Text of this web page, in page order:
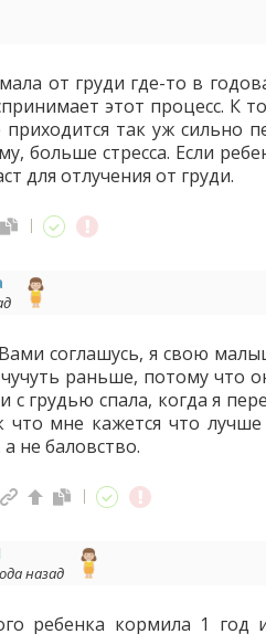
от груди где-то в
этот процесс. К
приходится так уж сильно
больше стресса. Если
для отлучения от груди.
соглашусь, я свою
раньше, потому что
с грудью спала, когда я
что мне кажется что
а не баловство.
назад
ребенка кормила 1 год